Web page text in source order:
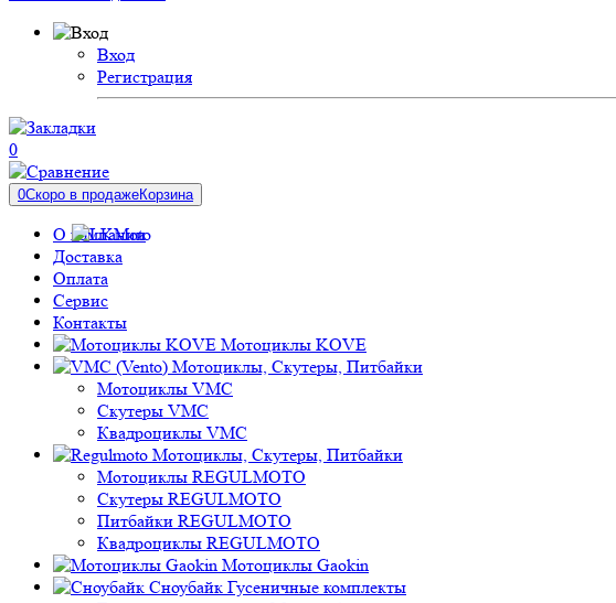
Вход
Регистрация
0
0Скоро в продажеКорзина
О компании
Доставка
Оплата
Сервис
Контакты
Мотоциклы KOVE
Мотоциклы, Скутеры, Питбайки
Мотоциклы VMC
Скутеры VMC
Квадроциклы VMC
Мотоциклы, Скутеры, Питбайки
Мотоциклы REGULMOTO
Скутеры REGULMOTO
Питбайки REGULMOTO
Квадроциклы REGULMOTO
Мотоциклы Gaokin
Сноубайк Гусеничные комплекты